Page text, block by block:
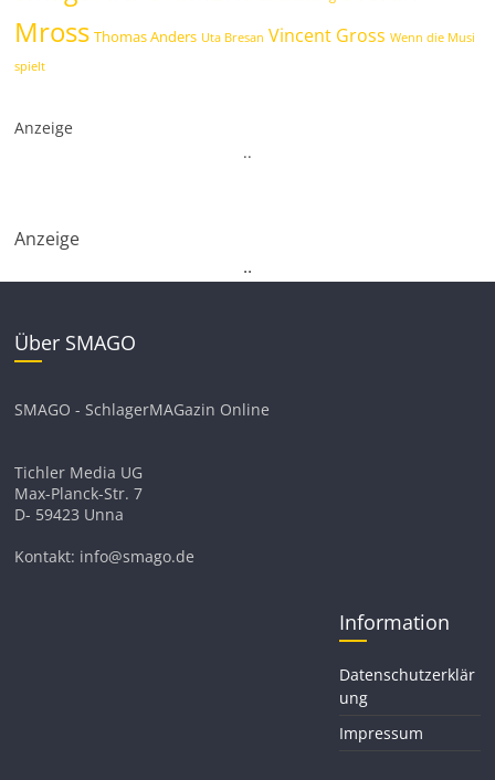
Mross Thomas Anders Uta Bresan Vincent Gross Wenn die Musi
spielt
Anzeige
..
Anzeige
..
Über SMAGO
SMAGO - SchlagerMAGazin Online
Tichler Media UG
Max-Planck-Str. 7
D- 59423 Unna
Kontakt: info@smago.de
Information
Datenschutzerklär
ung
Impressum